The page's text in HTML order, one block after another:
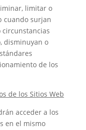
limitar o
cuando surjan
disminuyan o
de los
de los Sitios Web
acceder a los
en el mismo